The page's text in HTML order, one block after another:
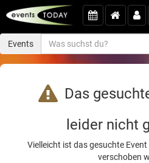
Events
Das
leider nicht
Vielleicht ist das gesuchte
verschoben